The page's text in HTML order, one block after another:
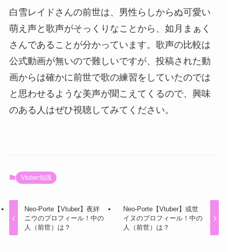
白雪レイドさんの前世は、男性らしからぬ可愛い
萌え声と歌声がそっくりなことから、如月まぁく
さんであることが分かっています。歌声の比較は
公式動画が無いので難しいですが、投稿された動
画からは確かに前世で歌の練習をしていたのでは
と思わせるような美声が聞こえてくるので、興味
のある人はぜひ視聴してみてください。
Vtuber知識
Neo-Porte【Vtuber】夜絆
ニウのプロフィール！中の
人（前世）は？
Neo-Porte【Vtuber】或世
イヌのプロフィール！中の
人（前世）は？